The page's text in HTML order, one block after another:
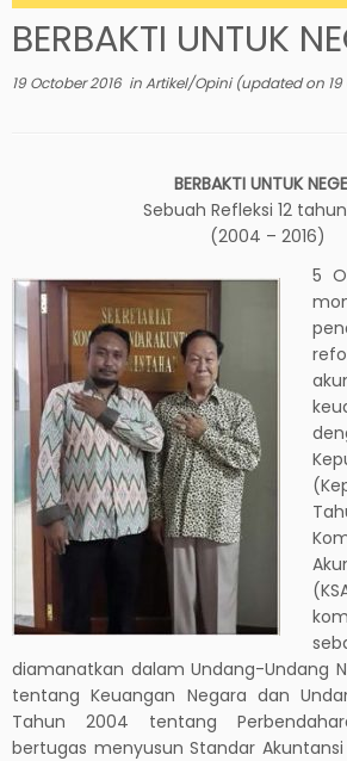
BERBAKTI UNTUK
19 October 2016inArtikel/Opini(updated on
BERBAKTI UNTUK
Sebuah Refleksi 12 tahun
(2004 – 2016)
5
diamanatkan dalam Undang-Undang
tentang Keuangan Negara dan
Tahun 2004 tentang
bertugas menyusun Standar